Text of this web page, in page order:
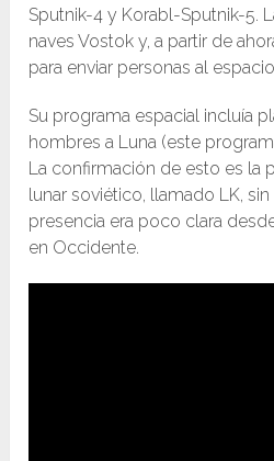
Sputnik-4 y Korabl-Sputnik-5.
naves Vostok y, a partir de
para enviar personas al
Su programa espacial incluía
hombres a Luna (este
La confirmación de esto es la
lunar soviético, llamado LK,
presencia era poco clara
en Occidente.